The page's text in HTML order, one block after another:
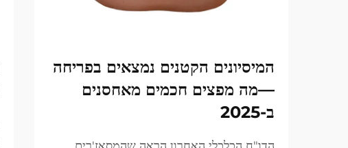
המיסיונים הקטנים נמצאים בפריחה
—מה מפצים חכמים מאחסנים
ב-2025